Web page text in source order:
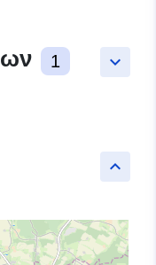
keyboard_arrow_down
1
keyboard_arrow_up